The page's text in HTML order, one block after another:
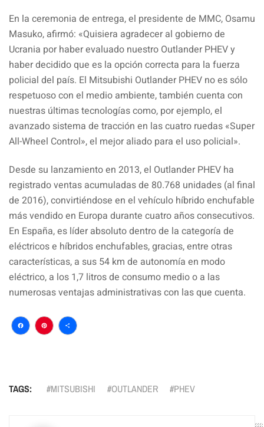
En la ceremonia de entrega, el presidente de MMC, Osamu
Masuko, afirmó: «Quisiera agradecer al gobierno de
Ucrania por haber evaluado nuestro Outlander PHEV y
haber decidido que es la opción correcta para la fuerza
policial del país. El Mitsubishi Outlander PHEV no es sólo
respetuoso con el medio ambiente, también cuenta con
nuestras últimas tecnologías como, por ejemplo, el
avanzado sistema de tracción en las cuatro ruedas «Super
All-Wheel Control», el mejor aliado para el uso policial».
Desde su lanzamiento en 2013, el Outlander PHEV ha
registrado ventas acumuladas de 80.768 unidades (al final
de 2016), convirtiéndose en el vehículo híbrido enchufable
más vendido en Europa durante cuatro años consecutivos.
En España, es líder absoluto dentro de la categoría de
eléctricos e híbridos enchufables, gracias, entre otras
características, a sus 54 km de autonomía en modo
eléctrico, a los 1,7 litros de consumo medio o a las
numerosas ventajas administrativas con las que cuenta.
Facebook
Pinterest
Compartir
TAGS: MITSUBISHI OUTLANDER PHEV